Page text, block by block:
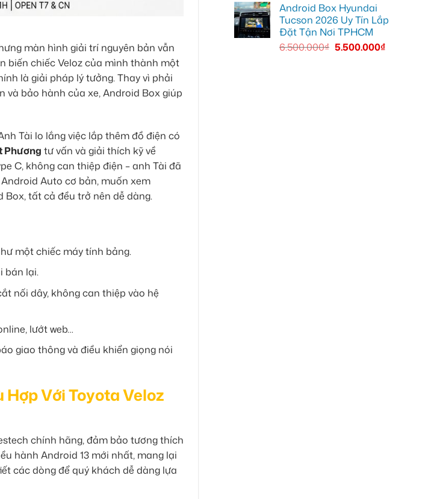
màn hình giải trí nguyên bản vẫn
biến chiếc Veloz của mình thành một
là giải pháp lý tưởng. Thay vì phải
và bảo hành của xe, Android Box giúp
Tài lo lắng việc lắp thêm đồ điện có
Phương tư vấn và giải thích kỹ về
C, không can thiệp điện – anh Tài đã
Auto cơ bản, muốn xem
Box, tất cả đều trở nên dễ dàng.
một chiếc máy tính bảng.
bán lại.
nối dây, không can thiệp vào hệ
lướt web…
giao thông và điều khiển giọng nói
Với Toyota Veloz
chính hãng, đảm bảo tương thích
hành Android 13 mới nhất, mang lại
các dòng để quý khách dễ dàng lựa
Android Box Hyundai
Tucson 2026 Uy Tín Lắp
Đặt Tận Nơi TPHCM
6.500.000₫ 5.500.000₫